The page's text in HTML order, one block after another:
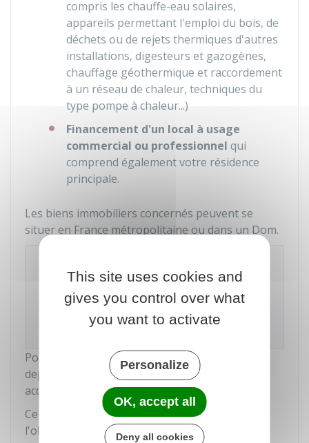
compris les chauffe-eau solaires,
appareils permettant l'emploi du bois, de
déchets ou de rejets thermiques d'autres
installations, digesteurs et gazogènes,
chauffage géothermique et raccordement
à un réseau de chaleur, techniques du
type pompe à chaleur...)
Financement d'un local à usage
commercial ou professionnel qui
comprend également votre résidence
principale.
Les biens immobiliers concernés peuvent se
situer en France métropolitaine ou dans un Dom.
La banque peut exiger le remboursement
immédiat du prêt si vous l'utilisez pour financer
une opération qui ne fait pas partie des
opérations prévues par la réglementation.
Pour obtenir le prêt, votre CEL doit être ouvert
depuis au moins 18 mois, et vous devez avoir
acquis un montant minimum d'intérêts.
Ce montant est de75 €,37 €, ou22,5 €
l'objet du financement.
This site uses cookies and
gives you control over what
you want to activate
Personalize
OK, accept all
Deny all cookies